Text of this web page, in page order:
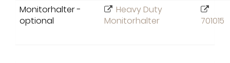
Monitorhalter -
optional
Heavy Duty
Monitorhalter
701015